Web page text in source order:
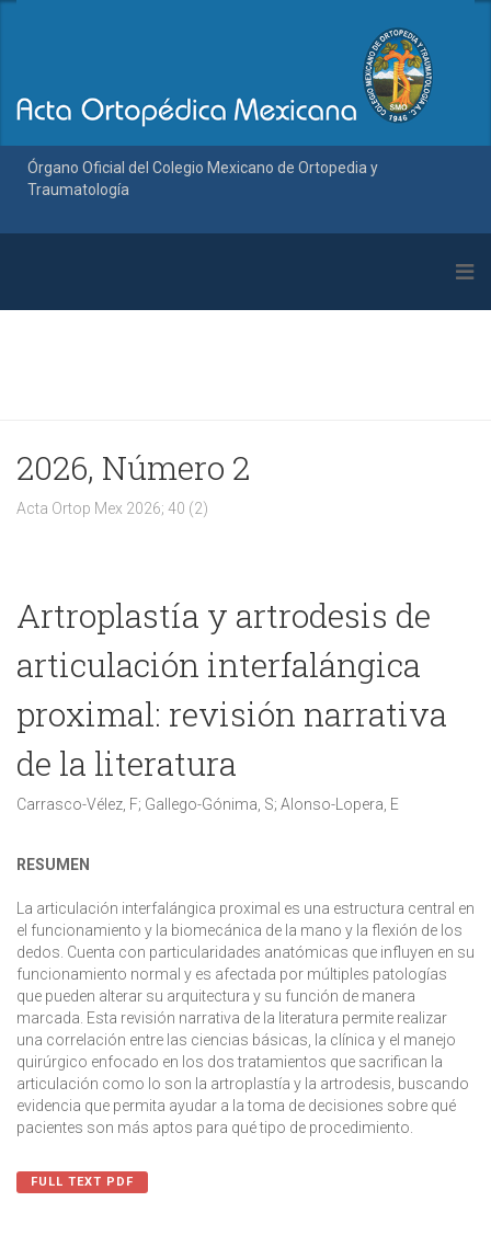
Órgano Oficial del Colegio Mexicano de Ortopedia y
Traumatología
2026, Número 2
Acta Ortop Mex 2026; 40 (2)
Artroplastía y artrodesis de
articulación interfalángica
proximal: revisión narrativa
de la literatura
Carrasco-Vélez, F; Gallego-Gónima, S; Alonso-Lopera, E
RESUMEN
La articulación interfalángica proximal es una estructura central en
el funcionamiento y la biomecánica de la mano y la flexión de los
dedos. Cuenta con particularidades anatómicas que influyen en su
funcionamiento normal y es afectada por múltiples patologías
que pueden alterar su arquitectura y su función de manera
marcada. Esta revisión narrativa de la literatura permite realizar
una correlación entre las ciencias básicas, la clínica y el manejo
quirúrgico enfocado en los dos tratamientos que sacrifican la
articulación como lo son la artroplastía y la artrodesis, buscando
evidencia que permita ayudar a la toma de decisiones sobre qué
pacientes son más aptos para qué tipo de procedimiento.
FULL TEXT PDF